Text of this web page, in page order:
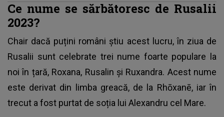
Ce nume se sărbătoresc de Rusalii
2023?
Chair dacă puțini români știu acest lucru, în ziua de
Rusalii sunt celebrate trei nume foarte populare la
noi în țară, Roxana, Rusalin și Ruxandra. Acest nume
este derivat din limba greacă, de la Rhōxanē, iar în
trecut a fost purtat de soția lui Alexandru cel Mare.